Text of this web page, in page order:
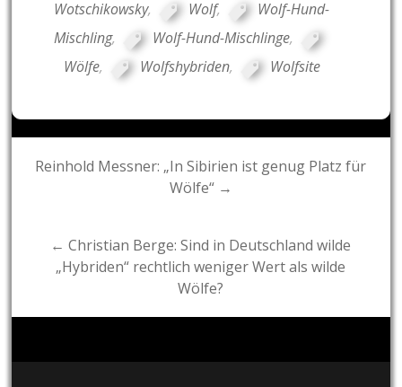
Wotschikowsky, Wolf,
Wolf-Hund-
Mischling, Wolf-Hund-Mischlinge,
Wölfe, Wolfshybriden, Wolfsite
Post
Reinhold Messner: „In Sibirien ist genug Platz für
Wölfe“ →
← Christian Berge: Sind in Deutschland wilde
„Hybriden“ rechtlich weniger Wert als wilde
Wölfe?